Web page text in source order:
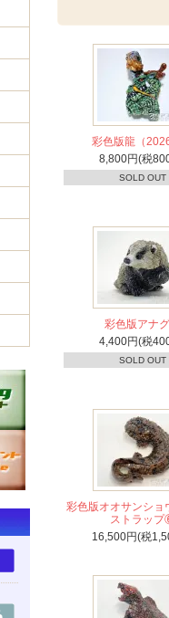
彩色版龍（
8,800円(税
SOLD OUT
彩色版アナ
4,400円(税
SOLD OUT
彩色版オオサンショ
ストラッ
16,500円(税